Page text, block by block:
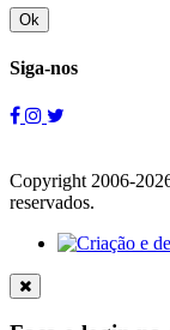
Ok
Siga-nos
Copyright 2006-
reservados.